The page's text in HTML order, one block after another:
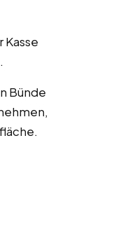
Bünde